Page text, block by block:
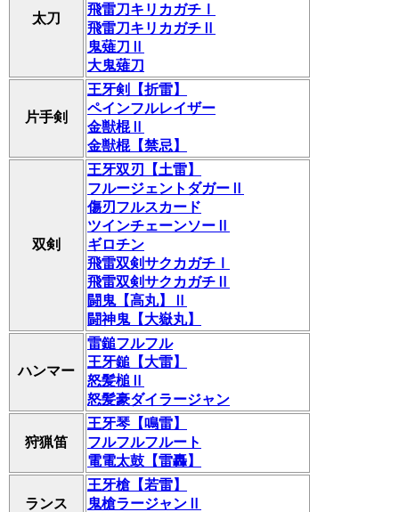
太刀
飛雷刀キリカガチⅠ
飛雷刀キリカガチⅡ
鬼薙刀Ⅱ
大鬼薙刀
片手剣
王牙剣【折雷】
ペインフルレイザー
金獣棍Ⅱ
金獣棍【禁忌】
双剣
王牙双刃【土雷】
フルージェントダガーⅡ
傷刃フルスカード
ツインチェーンソーⅡ
ギロチン
飛雷双剣サクカガチⅠ
飛雷双剣サクカガチⅡ
闘鬼【高丸】Ⅱ
闘神鬼【大嶽丸】
ハンマー
雷鎚フルフル
王牙鎚【大雷】
怒髪槌Ⅱ
怒髪豪ダイラージャン
狩猟笛
王牙琴【鳴雷】
フルフルフルート
電電太鼓【雷轟】
ランス
王牙槍【若雷】
鬼槍ラージャンⅡ